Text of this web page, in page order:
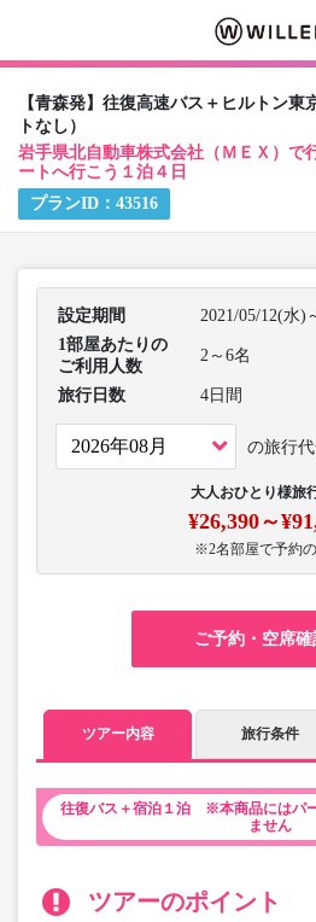
【青森発】往復高速バス＋ヒルトン東
トなし）
岩手県北自動車株式会社（ＭＥＸ）で
ートへ行こう１泊４日
プランID： 43516
設定期間
2021/05/12(水)
1部屋あたりの
ご利用人数
2～6名
旅行日数 4日間
の旅行
大人おひとり様旅
¥26,390～
※2名部屋で予約
ご予約・空席確
ツアー内容 旅行条件
往復バス＋宿泊１泊 ※本商品にはパ
ません
ツアーのポイント